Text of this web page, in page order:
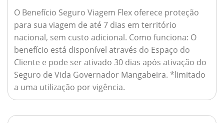
O Benefício Seguro Viagem Flex oferece proteção
para sua viagem de até 7 dias em território
nacional, sem custo adicional. Como funciona: O
benefício está disponível através do Espaço do
Cliente e pode ser ativado 30 dias após ativação do
Seguro de Vida Governador Mangabeira. *limitado
a uma utilização por vigência.